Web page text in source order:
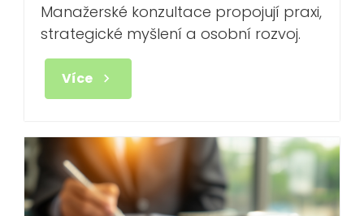
Manažerské konzultace propojují praxi,
strategické myšlení a osobní rozvoj.
Více